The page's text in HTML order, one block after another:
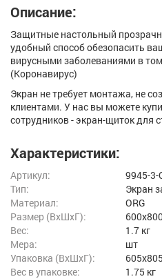
Описание:
Защитные настольный
удобный способ обезопасить
вирусными заболеваниями в том
(Коронавирус)
Экран не требует монтажа, не
клиентами. У нас вы можете
сотрудников - экран-щиток для
Характеристики:
Артикул:
9945-3-
Тип:
Экран
Материал:
ORG
Размер (ВxШxГ):
Вес:
1.7 кг
Мера:
шт
Упаковка (ВхШхГ):
Вес в упаковке:
1.75 кг